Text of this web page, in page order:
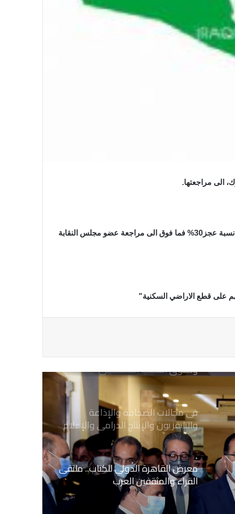
الى مراجعتها.
وقالت في بيان" ندعو الزملاء الجرحى من المراسلين والمصورين الذين تعرضوا للاصابة خلال تغطية المعارك، ولديهم نسبة عجز30% فما فوق الى مراجعة عضو مجلس النقابة
على قطع الاراضي السكنية"
في عيد الصحافة العراقية تحية لكل
يطالب السلطات السودانية بالإفراج
الفوري عن الزميل الصحفي اسحق
يدعو الى دعم القضية الفلسطينية
وحقوق الشعب الفلسطيني
فى مجالات الصحافة والإذاعة
والتليفزيون والإنتاج الدرامى والإعلام
الرقمي
معرض القاهرة الدولي للكتاب.. ملتقى
القراء والمثقفين العرب